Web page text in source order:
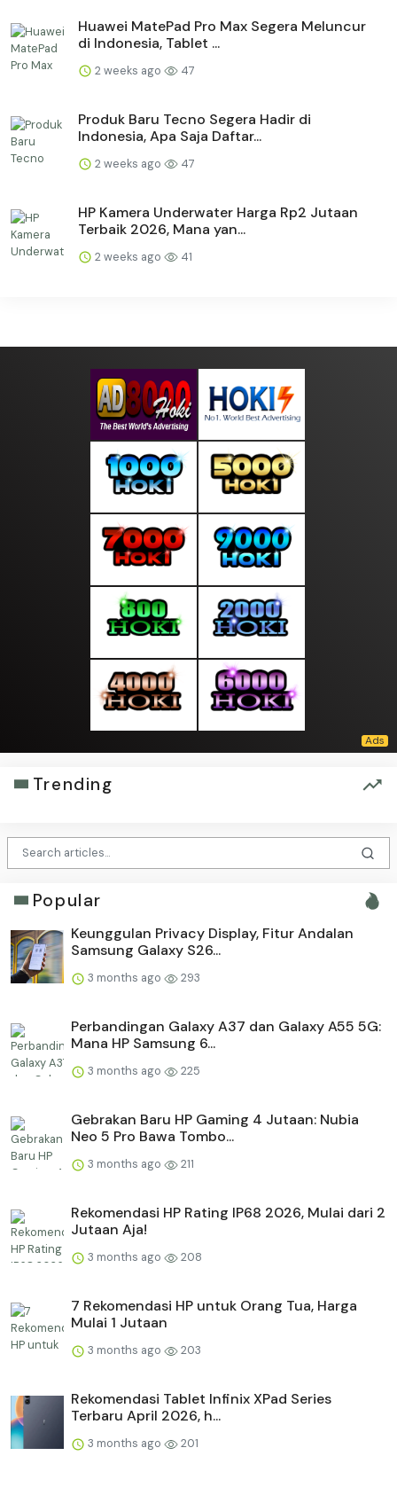
Huawei MatePad Pro Max Segera Meluncur
di Indonesia, Tablet ...
2 weeks ago 47
Produk Baru Tecno Segera Hadir di
Indonesia, Apa Saja Daftar...
2 weeks ago 47
HP Kamera Underwater Harga Rp2 Jutaan
Terbaik 2026, Mana yan...
2 weeks ago 41
Trending
Popular
Keunggulan Privacy Display, Fitur Andalan
Samsung Galaxy S26...
3 months ago 293
Perbandingan Galaxy A37 dan Galaxy A55 5G:
Mana HP Samsung 6...
3 months ago 225
Gebrakan Baru HP Gaming 4 Jutaan: Nubia
Neo 5 Pro Bawa Tombo...
3 months ago 211
Rekomendasi HP Rating IP68 2026, Mulai dari 2
Jutaan Aja!
3 months ago 208
7 Rekomendasi HP untuk Orang Tua, Harga
Mulai 1 Jutaan
3 months ago 203
Rekomendasi Tablet Infinix XPad Series
Terbaru April 2026, h...
3 months ago 201